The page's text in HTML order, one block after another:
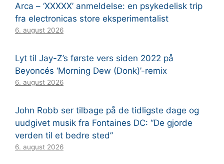
Arca – ‘XXXXX’ anmeldelse: en psykedelisk trip
fra electronicas store eksperimentalist
6. august 2026
Lyt til Jay-Z’s første vers siden 2022 på
Beyoncés ‘Morning Dew (Donk)’-remix
6. august 2026
John Robb ser tilbage på de tidligste dage og
uudgivet musik fra Fontaines DC: “De gjorde
verden til et bedre sted”
6. august 2026